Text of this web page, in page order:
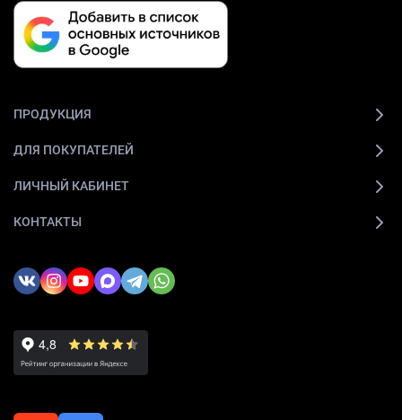
ПРОДУКЦИЯ
ДЛЯ ПОКУПАТЕЛЕЙ
ЛИЧНЫЙ КАБИНЕТ
КОНТАКТЫ